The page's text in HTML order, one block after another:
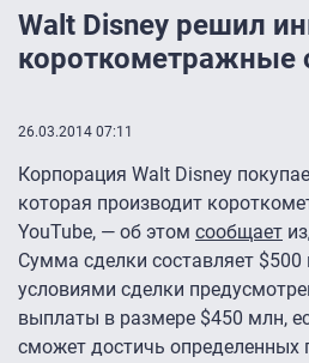
Walt Disney решил
короткометражные
26.03.2014 07:11
Корпорация Walt Disney
которая производит
YouTube, — об этом сообщает
Сумма сделки составляет
условиями сделки
выплаты в размере $450 млн,
сможет достичь определенных